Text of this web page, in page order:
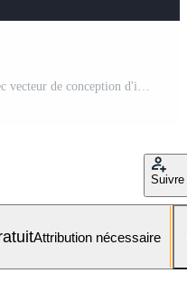
monogramme de logo initial ng avec vecteur de conception d'icône de pilier Vecteur Gratuit et SVG Gratuit
Suivre
Attribution nécessaire